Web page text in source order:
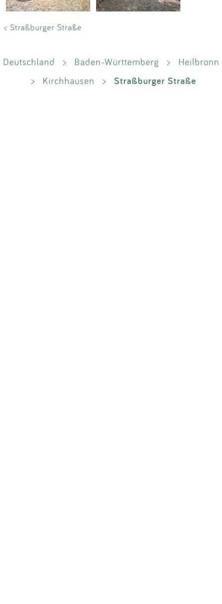
< Straßburger Straße
Deutschland > Baden-Württemberg >
Heilbronn
>
Kirchhausen > Straßburger Straße